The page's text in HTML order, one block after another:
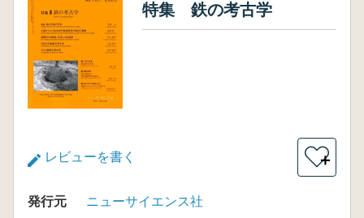
特集 鉄の考古学
レビューを書く ＋
発行元
ニューサイエンス社